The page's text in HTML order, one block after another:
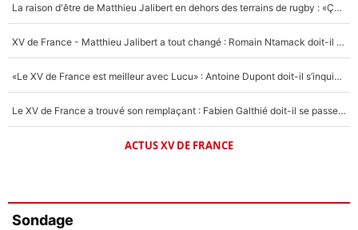
La raison d'être de Matthieu Jalibert en dehors des terrains de rugby : «Ça m'atteint autant que si tu touches à un membre de ma famille»
XV de France - Matthieu Jalibert a tout changé : Romain Ntamack doit-il s’inquiéter pour sa place à un an de la Coupe du monde ?
«Le XV de France est meilleur avec Lucu» : Antoine Dupont doit-il s’inquiéter pour sa place ?
Le XV de France a trouvé son remplaçant : Fabien Galthié doit-il se passer d'Antoine Dupont ?
ACTUS XV DE FRANCE
Sondage